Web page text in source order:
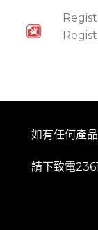
如有任何產
請下致電